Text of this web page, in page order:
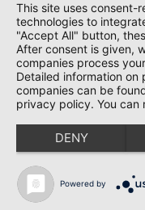
This site uses consent-
technologies to
"Accept All" button,
After consent is given,
companies process
Detailed information
companies can be
privacy policy. You can
DENY
Powered by